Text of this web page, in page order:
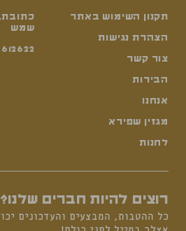
תקנון השימוש באתר
הצהרת נגישות
צור קשר
שמש
הבירות
אנחנו
מגזין שפירא
לחנות
רוצים להיות חברים שלנו?
כל ההטבות, המבצעים והעדכונים